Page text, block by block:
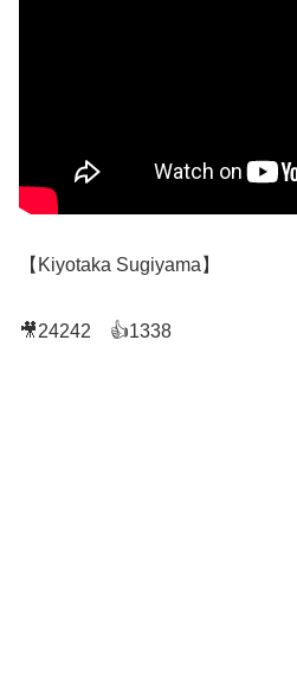
【Kiyotaka Sugiyama】
🎥24242 👍1338